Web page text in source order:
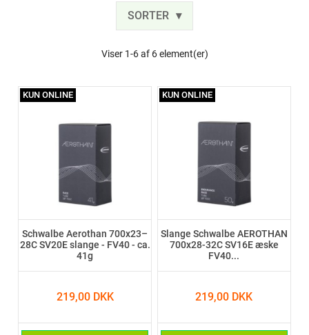
SORTER
Viser 1-6 af 6 element(er)
Schwalbe Aerothan 700x23–
28C SV20E slange - FV40 - ca.
41g
219,00 DKK
KUN ONLINE
Slange Schwalbe AEROTHAN
700x28-32C SV16E æske
FV40...
219,00 DKK
KUN ONLINE